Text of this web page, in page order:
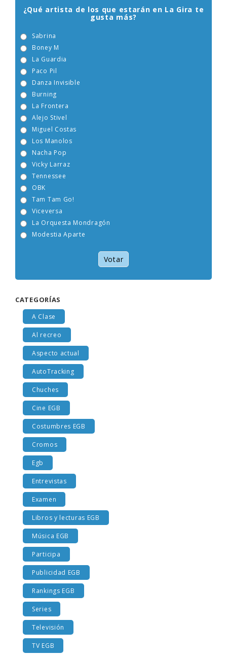
¿Qué artista de los que estarán en La Gira te
gusta más?
Boney M
Burning
Alejo Stivel
Miguel Costas
Nacha Pop
Vicky Larraz
La Orquesta Mondragón
Modestia Aparte
Votar
CATEGORÍAS
A Clase
Al recreo
Aspecto actual
AutoTracking
Chuches
Cine EGB
Costumbres EGB
Cromos
Egb
Entrevistas
Examen
Libros y lecturas EGB
Música EGB
Participa
Publicidad EGB
Rankings EGB
Series
Televisión
TV EGB